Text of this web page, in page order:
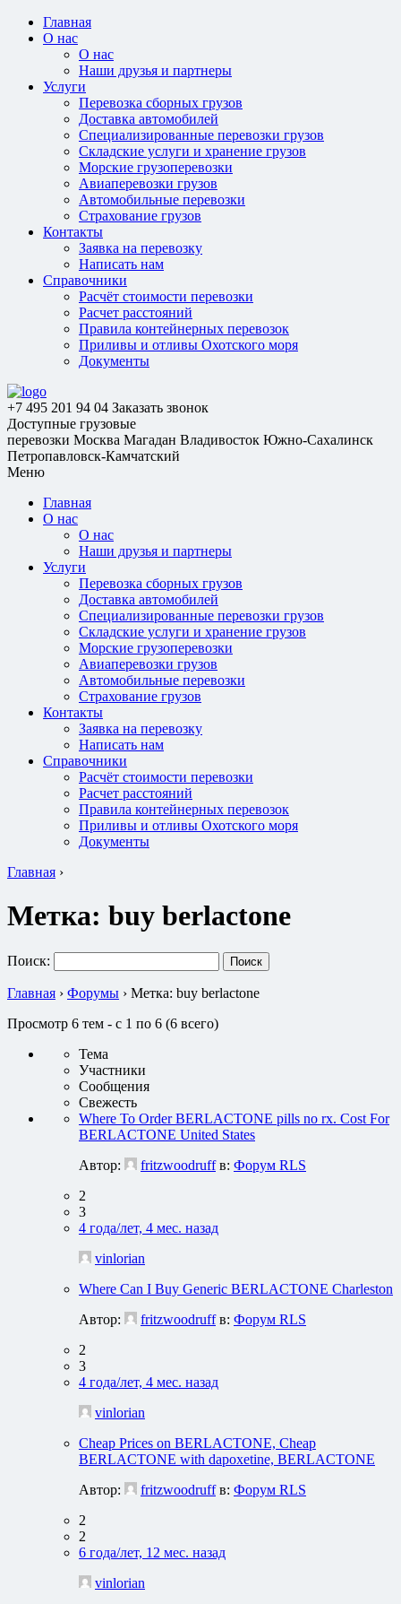
Главная
О нас
О нас
Наши друзья и партнеры
Услуги
Перевозка сборных грузов
Доставка автомобилей
Специализированные перевозки грузов
Складские услуги и хранение грузов
Морские грузоперевозки
Авиаперевозки грузов
Автомобильные перевозки
Страхование грузов
Контакты
Заявка на перевозку
Написать нам
Справочники
Расчёт стоимости перевозки
Расчет расстояний
Правила контейнерных перевозок
Приливы и отливы Охотского моря
Документы
+7 495 201 94 04 Заказать звонок
Доступные грузовые
перевозки Москва Магадан Владивосток Южно-Сахалинск
Петропавловск-Камчатский
Меню
Главная
О нас
О нас
Наши друзья и партнеры
Услуги
Перевозка сборных грузов
Доставка автомобилей
Специализированные перевозки грузов
Складские услуги и хранение грузов
Морские грузоперевозки
Авиаперевозки грузов
Автомобильные перевозки
Страхование грузов
Контакты
Заявка на перевозку
Написать нам
Справочники
Расчёт стоимости перевозки
Расчет расстояний
Правила контейнерных перевозок
Приливы и отливы Охотского моря
Документы
Главная ›
Метка: buy berlactone
Поиск:
Главная › Форумы › Метка: buy berlactone
Просмотр 6 тем - с 1 по 6 (6 всего)
Тема
Участники
Сообщения
Свежесть
Where To Order BERLACTONE pills no rx. Cost For
BERLACTONE United States
Автор:
fritzwoodruff в: Форум RLS
2
3
4 года/лет, 4 мес. назад
vinlorian
Where Can I Buy Generic BERLACTONE Charleston
Автор:
fritzwoodruff в: Форум RLS
2
3
4 года/лет, 4 мес. назад
vinlorian
Cheap Prices on BERLACTONE, Cheap
BERLACTONE with dapoxetine, BERLACTONE
Автор:
fritzwoodruff в: Форум RLS
2
2
6 года/лет, 12 мес. назад
vinlorian